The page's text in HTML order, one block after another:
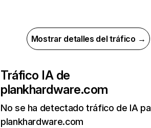
Mostrar detalles del tráfico →
Tráfico IA de
plankhardware.com
No se ha detectado tráfico de IA
plankhardware.com